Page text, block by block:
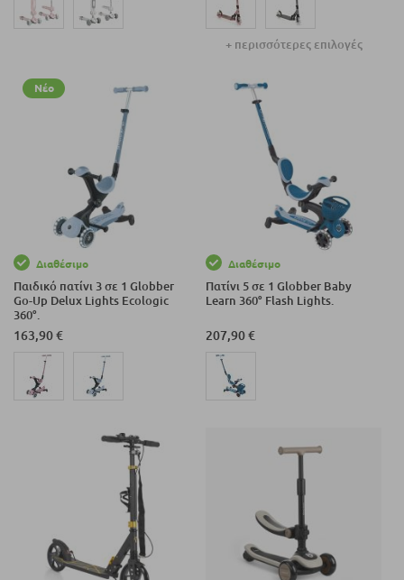
+ περισσότερες επιλογές
Νέο
Διαθέσιμο
Παιδικό πατίνι 3 σε 1 Globber
Go-Up Delux Lights Ecologic
360°.
163,90 €
Διαθέσιμο
Πατίνι 5 σε 1 Globber Baby
Learn 360° Flash Lights.
207,90 €